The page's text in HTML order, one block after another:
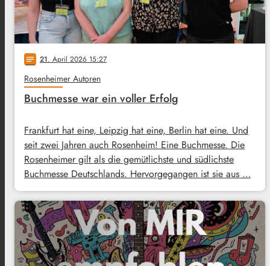
notes 21. April 2026 15:27
Rosenheimer Autoren
Buchmesse war ein voller Erfolg
Frankfurt hat eine, Leipzig hat eine, Berlin hat eine. Und
seit zwei Jahren auch Rosenheim! Eine Buchmesse. Die
Rosenheimer gilt als die gemütlichste und südlichste
Buchmesse Deutschlands. Hervorgegangen ist sie aus …